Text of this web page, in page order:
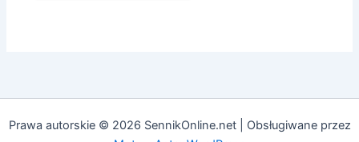
Prawa autorskie © 2026 SennikOnline.net | Obsługiwane przez